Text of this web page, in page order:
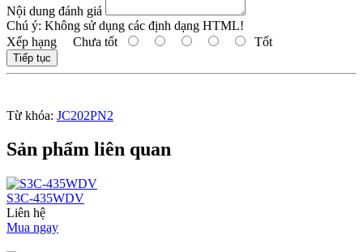
Nội dung đánh giá
Chú ý: Không sử dụng các định dạng HTML!
Xếp hạng Chưa tốt Tốt
Tiếp tục
Từ khóa: JC202PN2
Sản phẩm liên quan
S3C-435WDV
Liên hệ
Mua ngay